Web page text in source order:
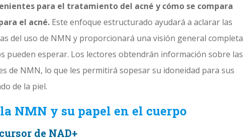
para el tratamiento del acné y cómo se compara
el acné. Este enfoque estructurado ayudará a aclarar las
del uso de NMN y proporcionará una visión general completa
pueden esperar. Los lectores obtendrán información sobre las
de NMN, lo que les permitirá sopesar su idoneidad para sus
de la piel.
NMN y su papel en el cuerpo
de NAD+